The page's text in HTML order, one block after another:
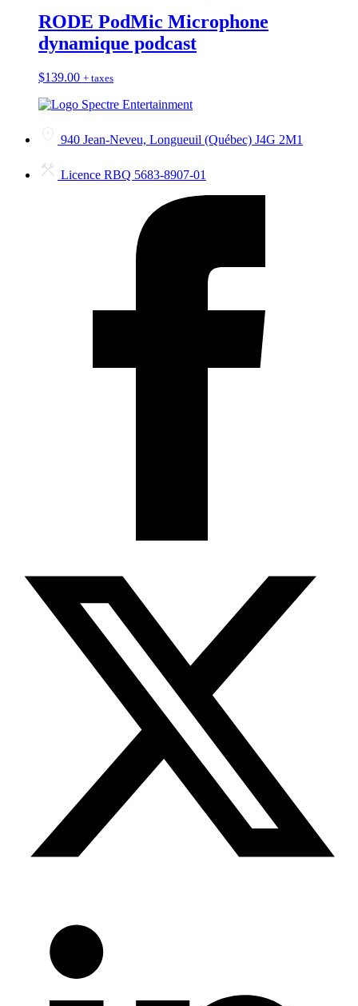
RODE PodMic Microphone
dynamique podcast
$139.00 + taxes
940 Jean-Neveu, Longueuil (Québec) J4G 2M1
Licence RBQ 5683-8907-01